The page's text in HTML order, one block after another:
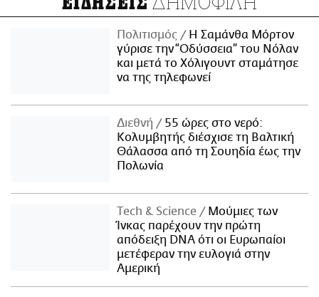
Πολιτισμός
Η Σαμάνθα Μόρτον
γύρισε την “Οδύσσεια” του Νόλαν
και μετά το Χόλιγουντ σταμάτησε
να της τηλεφωνεί
Διεθνή
55 ώρες στο νερό:
Κολυμβητής διέσχισε τη Βαλτική
Θάλασσα από τη Σουηδία έως την
Πολωνία
Τech & Science
Μούμιες των
Ίνκας παρέχουν την πρώτη
απόδειξη DNA ότι οι Ευρωπαίοι
μετέφεραν την ευλογιά στην
Αμερική